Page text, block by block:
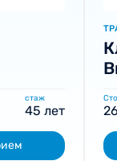
стаж
45 лет